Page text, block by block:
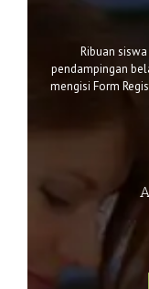
Ribuan
pendampingan
mengisi Form